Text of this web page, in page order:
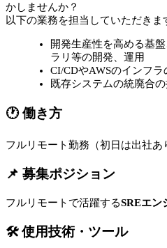
かしませんか？
以下の業務を担当していただきま
開発生産性を高める基
ラリ等の開発、運用
CI/CDやAWSのインフ
既存システムの統廃合
🕐 働き方
フルリモート勤務（初日は出社あ
📌 募集ポジション
フルリモートで活躍するSREエン
🛠 使用技術・ツール